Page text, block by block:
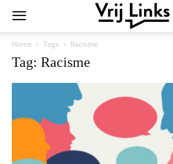
Home Tags Racisme
Tag: Racisme